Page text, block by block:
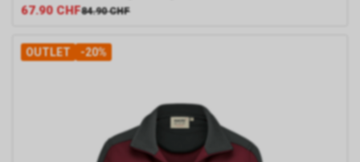
67.90 CHF84.90 CHF
OUTLET -20%